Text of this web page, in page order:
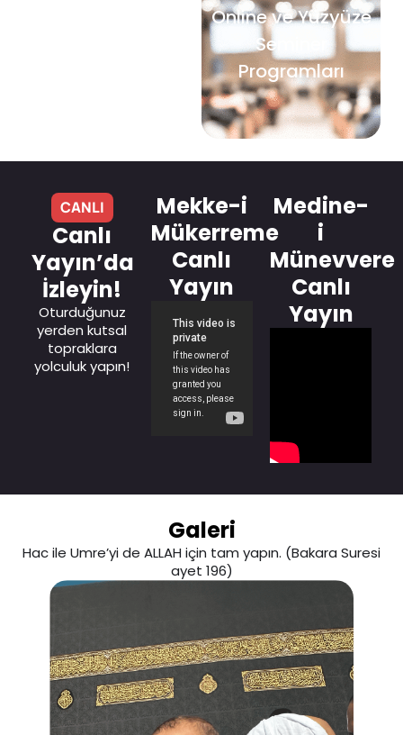
Online ve Yüzyüze
Seminer
Programları
CANLI
Canlı
Yayın’da
İzleyin!
Oturduğunuz
yerden kutsal
topraklara
yolculuk yapın!
Mekke-i
Mükerreme
Canlı
Yayın
Medine-
i
Münevvere
Canlı
Yayın
Galeri
Hac ile Umre’yi de ALLAH için tam yapın. (Bakara Suresi
ayet 196)